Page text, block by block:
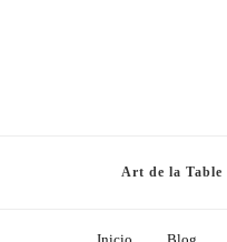
Art de la Table